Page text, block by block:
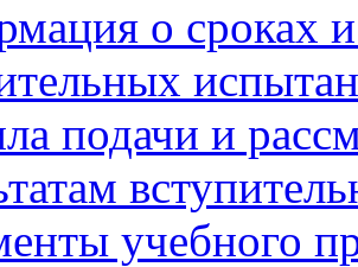
о сроках
подачи и
учебного